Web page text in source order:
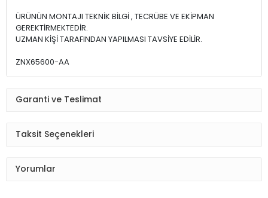
ÜRÜNÜN MONTAJI TEKNİK BİLGİ , TECRÜBE VE EKİPMAN
GEREKTİRMEKTEDİR.
UZMAN KİŞİ TARAFINDAN YAPILMASI TAVSİYE EDİLİR.
ZNX65600-AA
Garanti ve Teslimat
Taksit Seçenekleri
Yorumlar